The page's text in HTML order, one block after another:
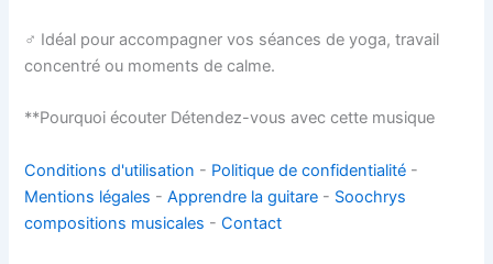
‍♂️ Idéal pour accompagner vos séances de yoga, travail
concentré ou moments de calme.
**Pourquoi écouter Détendez-vous avec cette musique
Conditions d'utilisation - Politique de confidentialité -
Mentions légales -Apprendre la guitare - Soochrys
compositions musicales -Contact